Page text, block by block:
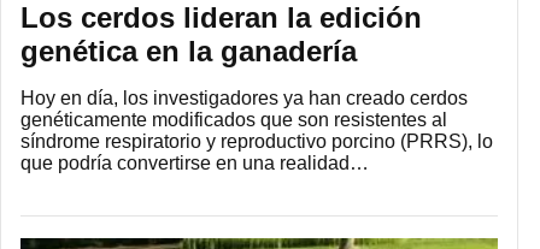
Los cerdos lideran la edición
genética en la ganadería
Hoy en día, los investigadores ya han creado cerdos
genéticamente modificados que son resistentes al
síndrome respiratorio y reproductivo porcino (PRRS), lo
que podría convertirse en una realidad…